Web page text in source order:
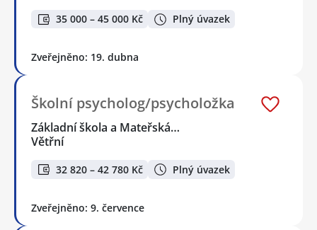
35 000 – 45 000 Kč Plný úvazek
Zveřejněno: 19. dubna
Školní psycholog/psycholožka
Základní škola a Mateřská…
Větřní
32 820 – 42 780 Kč Plný úvazek
Zveřejněno: 9. července